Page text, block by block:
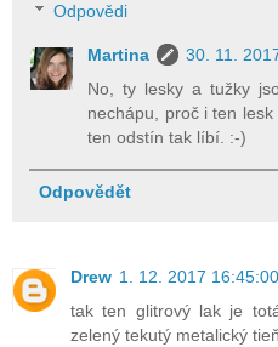
Odpovědi
Martina
30. 11.
No, ty lesky a tužky
nechápu, proč i ten
ten odstín tak líbí. :-)
Odpovědět
Drew 1. 12. 2017 16:45:00
tak ten glitrový lak je
zelený tekutý metalický